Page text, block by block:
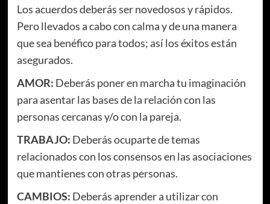
Los acuerdos deberás ser novedosos y rápidos.
Pero llevados a cabo con calma y de una manera
que sea benéfico para todos; así los éxitos están
asegurados.
AMOR: Deberás poner en marcha tu imaginación
para asentar las bases de la relación con las
personas cercanas y/o con la pareja.
TRABAJO: Deberás ocuparte de temas
relacionados con los consensos en las asociaciones
que mantienes con otras personas.
CAMBIOS: Deberás aprender a utilizar con